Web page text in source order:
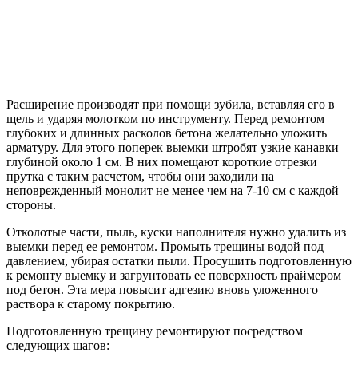
Расширение производят при помощи зубила, вставляя его в
щель и ударяя молотком по инструменту. Перед ремонтом
глубоких и длинных расколов бетона желательно уложить
арматуру. Для этого поперек выемки штробят узкие канавки
глубиной около 1 см. В них помещают короткие отрезки
прутка с таким расчетом, чтобы они заходили на
неповрежденный монолит не менее чем на 7-10 см с каждой
стороны.
Отколотые части, пыль, куски наполнителя нужно удалить из
выемки перед ее ремонтом. Промыть трещины водой под
давлением, убирая остатки пыли. Просушить подготовленную
к ремонту выемку и загрунтовать ее поверхность праймером
под бетон. Эта мера повысит адгезию вновь уложенного
раствора к старому покрытию.
Подготовленную трещину ремонтируют посредством
следующих шагов: